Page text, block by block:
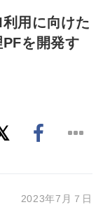
用に向けた
を開発す
2023年7月７日